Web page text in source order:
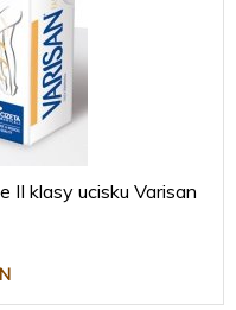
klasy ucisku Varisan